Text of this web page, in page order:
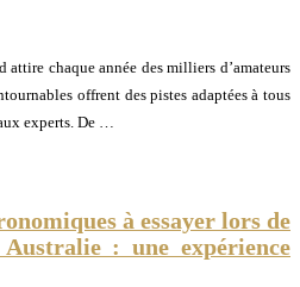
chaque année des milliers d’amateurs
offrent des pistes adaptées à tous
experts. De …
à essayer lors de
: une expérience